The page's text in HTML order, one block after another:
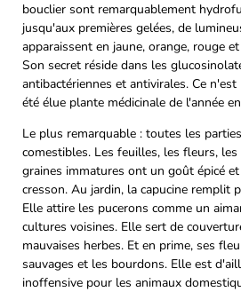
bouclier sont remarquablement
jusqu'aux premières gelées, de
apparaissent en jaune, orange, rouge
Son secret réside dans les
antibactériennes et antivirales. Ce
été élue plante médicinale de l'année
Le plus remarquable : toutes les
comestibles. Les feuilles, les fleurs,
graines immatures ont un goût épicé
cresson. Au jardin, la capucine remplit
Elle attire les pucerons comme un
cultures voisines. Elle sert de
mauvaises herbes. Et en prime, ses
sauvages et les bourdons. Elle est
inoffensive pour les animaux